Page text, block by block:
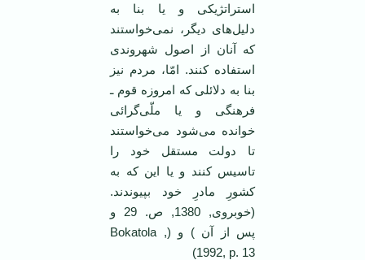
استراتژیکی و یا بنا به
دلیل‌های دیگر، نمی‌خواستند
که آنان از اصول شهروندی
استفاده کنند. امّا، مردم نیز
بنا به دلائلی که امروزه قوم ـ
فرهنگی و یا ملّی‌گرائی
خوانده می‌شود می‌خواستند
تا دولت مستقل خود را
تاسیس کنند و یا این که به
کشورِ مادرِ خود بپیوندند.
(خوبروی, 1380, ص. 29 و
پس از آن ) و (Bokatola ,
1992, p. 13)